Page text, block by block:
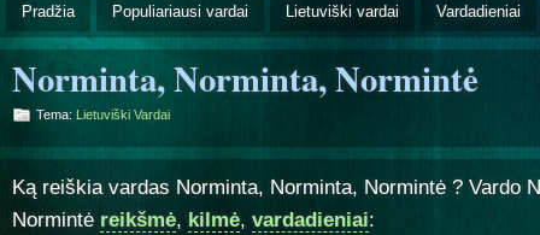
Pradžia Populiariausi vardai Lietuviški vardai Vardadieniai
Norminta, Norminta, Normintė
Tema: Lietuviški Vardai
Ką reiškia vardas Norminta, Norminta, Normintė ? Vardo
Normintė reikšmė, kilmė, vardadieniai: